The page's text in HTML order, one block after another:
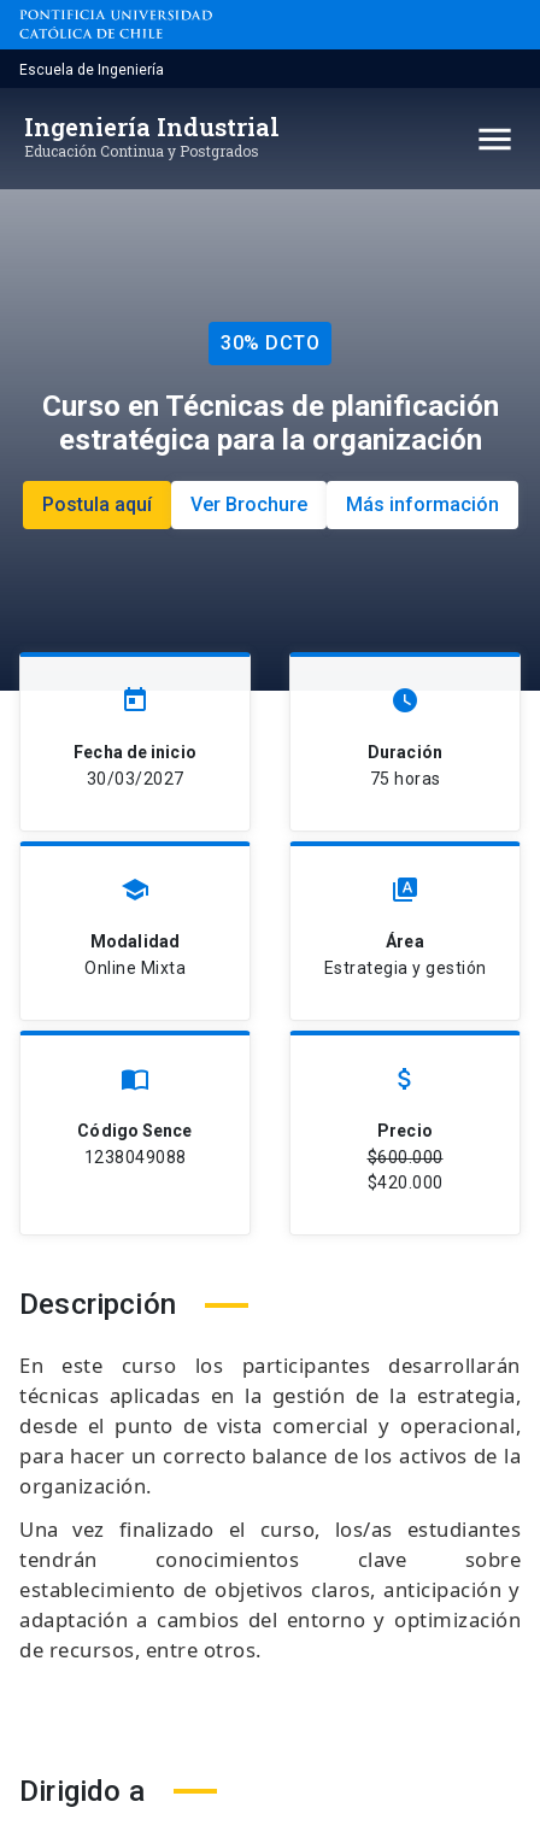
Saltar
contenido
Escuela de Ingeniería
Ingeniería Industrial
Educación Continua y Postgrados menu
30% DCTO
Curso en Técnicas de planificación
estratégica para la organización
Postula aquí Ver Brochure Más información
today
Fecha de inicio
30/03/2027
watch_later
Duración
75 horas
school
Modalidad
Online Mixta
type_specimen
Área
Estrategia y gestión
import_contacts
Código Sence
1238049088
attach_money
Precio
$600.000
$420.000
Descripción
En este curso los participantes desarrollarán
técnicas aplicadas en la gestión de la estrategia,
desde el punto de vista comercial y operacional,
para hacer un correcto balance de los activos de la
organización.
Una vez finalizado el curso, los/as estudiantes
tendrán conocimientos clave sobre
establecimiento de objetivos claros, anticipación y
adaptación a cambios del entorno y optimización
de recursos, entre otros.
Dirigido a